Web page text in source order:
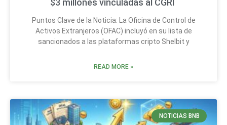
$3 millones vinculadas al CGRI
Puntos Clave de la Noticia: La Oficina de Control de
Activos Extranjeros (OFAC) incluyó en su lista de
sancionados a las plataformas cripto Shelbit y
READ MORE »
NOTICIAS BNB